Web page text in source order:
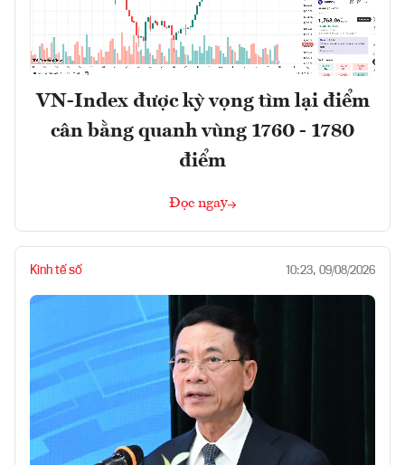
VN-Index được kỳ vọng tìm lại điểm
cân bằng quanh vùng 1760 - 1780
điểm
Đọc ngay
Kinh tế số 10:23, 09/08/2026